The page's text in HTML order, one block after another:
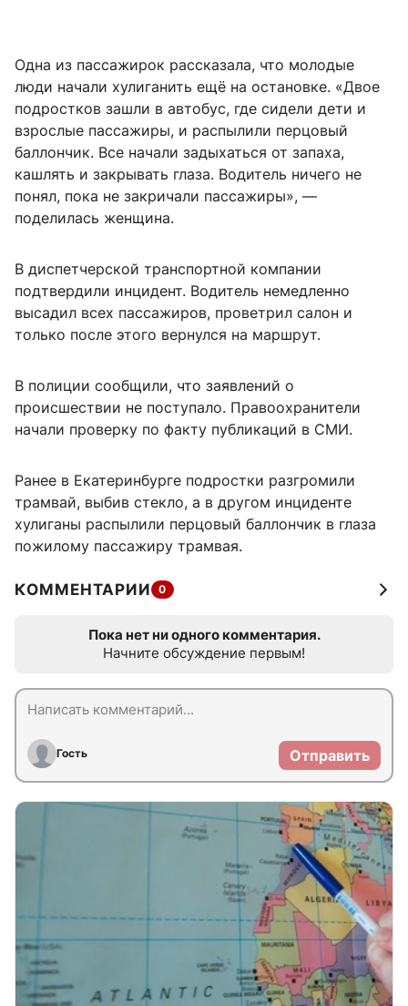
Одна из пассажирок рассказала, что молодые
люди начали хулиганить ещё на остановке. «Двое
подростков зашли в автобус, где сидели дети и
взрослые пассажиры, и распылили перцовый
баллончик. Все начали задыхаться от запаха,
кашлять и закрывать глаза. Водитель ничего не
понял, пока не закричали пассажиры», —
поделилась женщина.
В диспетчерской транспортной компании
подтвердили инцидент. Водитель немедленно
высадил всех пассажиров, проветрил салон и
только после этого вернулся на маршрут.
В полиции сообщили, что заявлений о
происшествии не поступало. Правоохранители
начали проверку по факту публикаций в СМИ.
Ранее в Екатеринбурге подростки разгромили
трамвай, выбив стекло, а в другом инциденте
хулиганы распылили перцовый баллончик в глаза
пожилому пассажиру трамвая.
КОММЕНТАРИИ 0
Пока нет ни одного комментария.
Начните обсуждение первым!
Гость Отправить